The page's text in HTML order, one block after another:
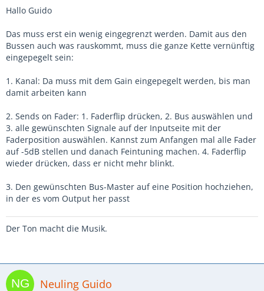
Hallo Guido
Das muss erst ein wenig eingegrenzt werden. Damit aus den
Bussen auch was rauskommt, muss die ganze Kette vernünftig
eingepegelt sein:
1. Kanal: Da muss mit dem Gain eingepegelt werden, bis man
damit arbeiten kann
2. Sends on Fader: 1. Faderflip drücken, 2. Bus auswählen und
3. alle gewünschten Signale auf der Inputseite mit der
Faderposition auswählen. Kannst zum Anfangen mal alle Fader
auf -5dB stellen und danach Feintuning machen. 4. Faderflip
wieder drücken, dass er nicht mehr blinkt.
3. Den gewünschten Bus-Master auf eine Position hochziehen,
in der es vom Output her passt
Der Ton macht die Musik.
Neuling Guido